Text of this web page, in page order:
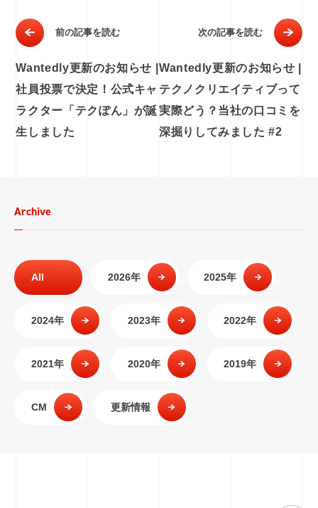
前の記事を読む
Wantedly更新のお知らせ |
社員投票で決定！公式キャ
ラクター「テクぽん」が誕
生しました
次の記事を読む
Wantedly更新のお知らせ |
テクノクリエイティブって
実際どう？当社の口コミを
深掘りしてみました #2
Archive
All 2026年 2025年
2024年 2023年 2022年
2021年 2020年 2019年
CM 更新情報